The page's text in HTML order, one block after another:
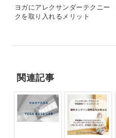
ヨガにアレクサンダーテクニー
クを取り入れるメリット
関連記事